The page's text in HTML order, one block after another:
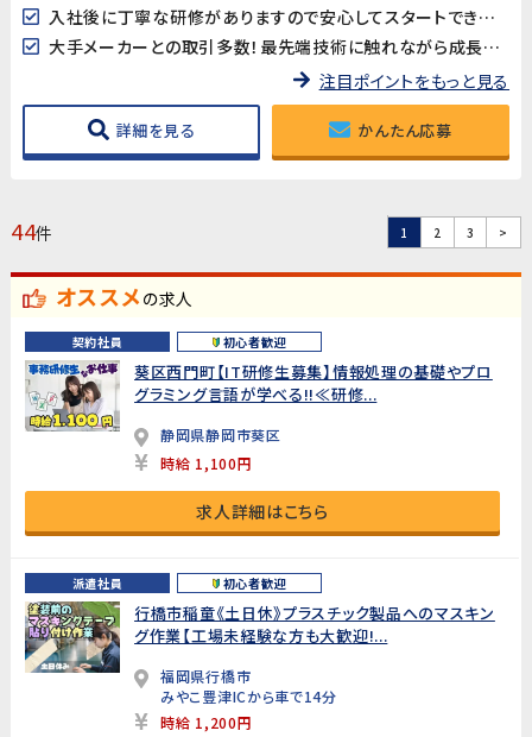
入社後に丁寧な研修がありますので安心してスタートできます♪
大手メーカーとの取引多数！最先端技術に触れながら成長できます！
注目ポイントをもっと見る
詳細を見る かんたん応募
44件 1 2 3 >
オススメの求人
契約社員 初心者歓迎
葵区西門町【IT研修生募集】情報処理の基礎やプロ
グラミング言語が学べる!!≪研修...
静岡県静岡市葵区
時給 1,100円
求人詳細はこちら
派遣社員 初心者歓迎
行橋市稲童《土日休》プラスチック製品へのマスキン
グ作業【工場未経験な方も大歓迎!...
福岡県行橋市
みやこ豊津ICから車で14分
時給 1,200円